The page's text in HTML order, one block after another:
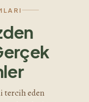
tercih eden